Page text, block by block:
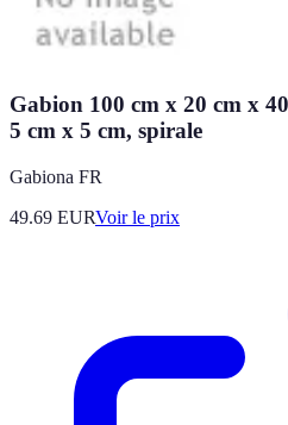
Gabion 100 cm x 20 cm x
5 cm x 5 cm, spirale
Gabiona FR
49.69 EURVoir le prix